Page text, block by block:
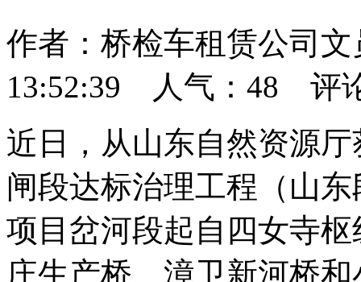
作者：桥检车租赁公司
13:52:39 人气： 48 评
近日，从山东自然资源
闸段达标治理工程（山
项目岔河段起自四女寺
庄生产桥、漳卫新河桥